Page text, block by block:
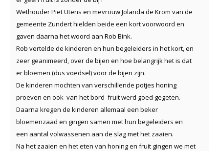
Wethouder Piet Utens en mevrouw Jolanda de Krom van de
gemeente Zundert hielden beide een kort voorwoord en
gaven daarna het woord aan Rob Bink.
Rob vertelde de kinderen en hun begeleiders in het kort, en
zeer geanimeerd, over de bijen en hoe belangrijk het is dat
er bloemen (dus voedsel) voor de bijen zijn.
De kinderen mochten van verschillende potjes honing
proeven en ook van het bord fruit werd goed gegeten.
Daarna kregen de kinderen allemaal een beker
bloemenzaad en gingen samen met hun begeleiders en
een aantal volwassenen aan de slag met het zaaien.
Na het zaaien en het eten van honing en fruit gingen we met